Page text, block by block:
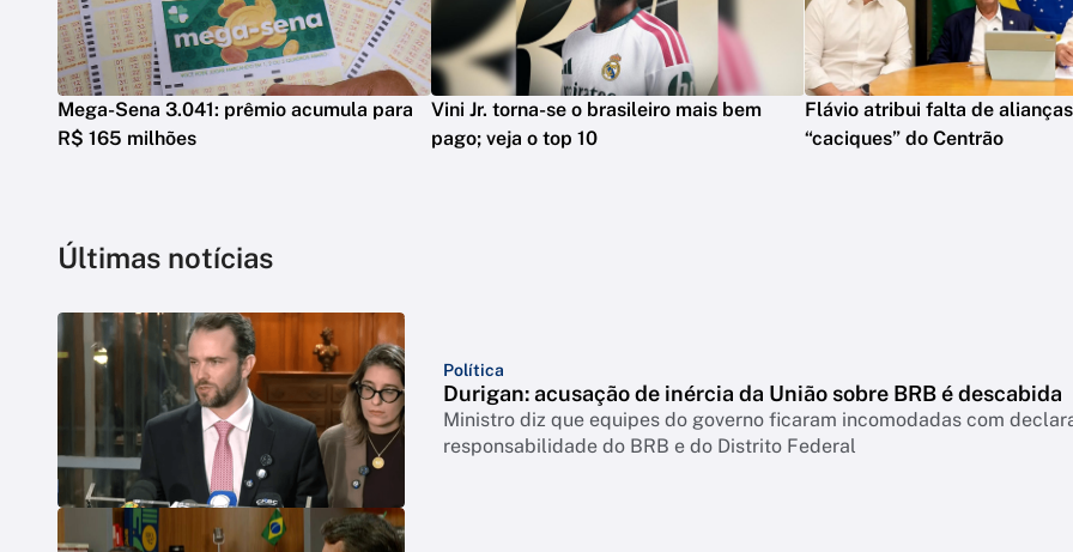
Mega-Sena 3.041: prêmio acumula para
R$ 165 milhões
Vini Jr. torna-se o brasileiro mais bem
pago; veja o top 10
Flávio atribui falta de
“caciques” do Centrão
Últimas notícias
Política
Durigan: acusação de inércia da União sobre BRB é descabida
Ministro diz que equipes do governo ficaram incomodadas com
responsabilidade do BRB e do Distrito Federal